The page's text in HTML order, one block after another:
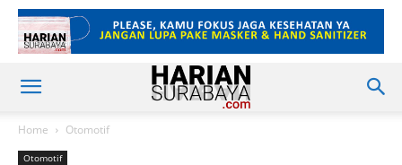
Home Otomotif
Otomotif